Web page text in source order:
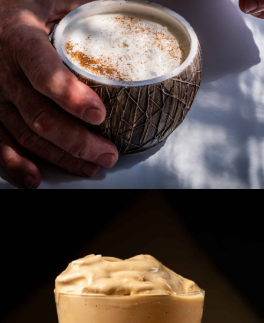
Cocteles con helado
Pisco sour, sant jordi sunrise, coco loco, piña colada, mai thai,
moscu mulle, espreso Martini, tiramisú, virgin colonial, san
francisco, negroni colonial, margarita, frozen daiquiri fresa, aperol
spritz, Hugo, mojito, caipiriña, mojito sin alcohol.
Cafés con helado